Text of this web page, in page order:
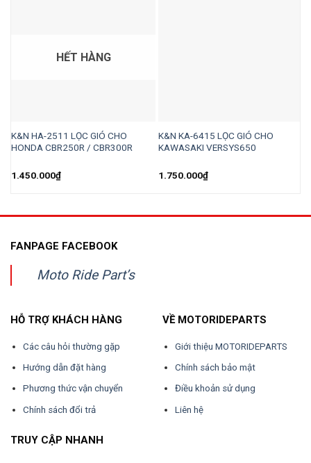
HẾT HÀNG
K&N HA-2511 LỌC GIÓ CHO
HONDA CBR250R / CBR300R
1.450.000₫
K&N KA-6415 LỌC GIÓ CHO
KAWASAKI VERSYS650
1.750.000₫
FANPAGE FACEBOOK
Moto Ride Part’s
HỖ TRỢ KHÁCH HÀNG
Các câu hỏi thường gặp
Hướng dẫn đặt hàng
Phương thức vận chuyển
Chính sách đổi trả
VỀ MOTORIDEPARTS
Giới thiệu MOTORIDEPARTS
Chính sách bảo mật
Điều khoản sử dụng
Liên hệ
TRUY CẬP NHANH